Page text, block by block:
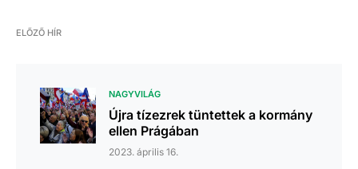
ELŐZŐ HÍR
NAGYVILÁG
Újra tízezrek tüntettek a kormány
ellen Prágában
2023. április 16.